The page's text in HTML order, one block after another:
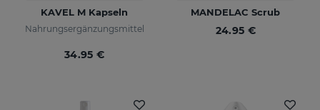
KAVEL M Kapseln
Nahrungsergänzungsmittel
34.95 €
MANDELAC Scrub
24.95 €